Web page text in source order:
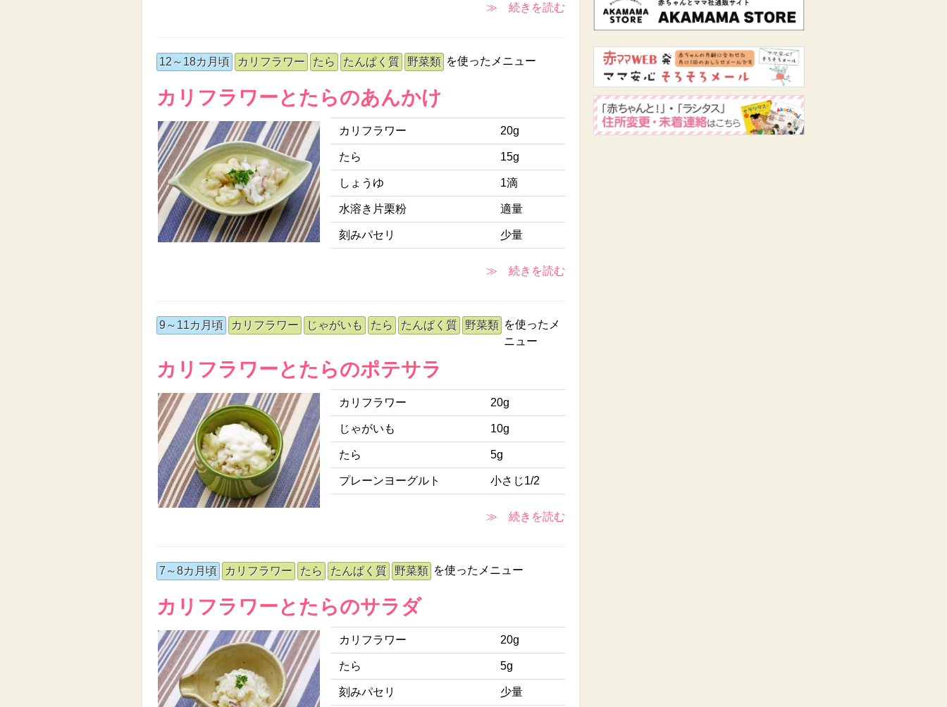
≫ 続きを読む
12～18カ月頃 カリフラワー たら たんぱく質 野菜類 を使ったメニュー
カリフラワーとたらのあんかけ
カリフラワー 20g
たら 15g
しょうゆ 1滴
水溶き片栗粉 適量
刻みパセリ 少量
≫ 続きを読む
9～11カ月頃 カリフラワー じゃがいも たら たんぱく質 野菜類 を使ったメ
ニュー
カリフラワーとたらのポテサラ
カリフラワー 20g
じゃがいも 10g
たら 5g
プレーンヨーグルト 小さじ1/2
≫ 続きを読む
7～8カ月頃 カリフラワー たら たんぱく質 野菜類 を使ったメニュー
カリフラワーとたらのサラダ
カリフラワー 20g
たら 5g
刻みパセリ 少量